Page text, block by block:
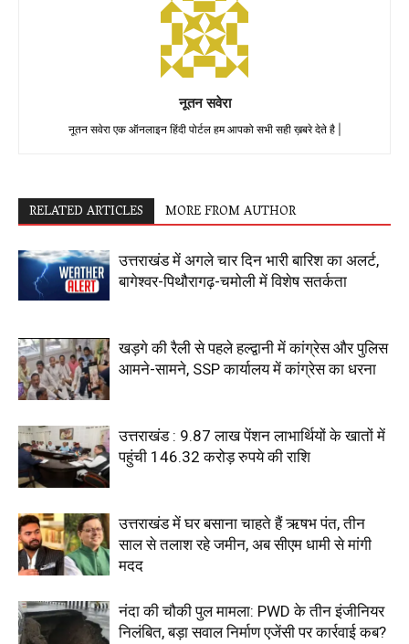
नूतन सवेरा
नूतन सवेरा एक ऑनलाइन हिंदी पोर्टल हम आपको सभी सही ख़बरे देते है |
RELATED ARTICLES MORE FROM AUTHOR
उत्तराखंड में अगले चार दिन भारी बारिश का अलर्ट,
बागेश्वर-पिथौरागढ़-चमोली में विशेष सतर्कता
खड़गे की रैली से पहले हल्द्वानी में कांग्रेस और पुलिस
आमने-सामने, SSP कार्यालय में कांग्रेस का धरना
उत्तराखंड : 9.87 लाख पेंशन लाभार्थियों के खातों में
पहुंची 146.32 करोड़ रुपये की राशि
उत्तराखंड में घर बसाना चाहते हैं ऋषभ पंत, तीन
साल से तलाश रहे जमीन, अब सीएम धामी से मांगी
मदद
नंदा की चौकी पुल मामला: PWD के तीन इंजीनियर
निलंबित, बड़ा सवाल निर्माण एजेंसी पर कार्रवाई कब?